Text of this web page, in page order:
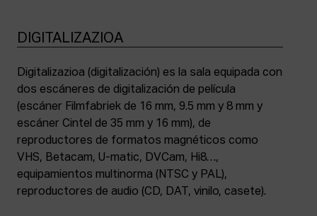
DIGITALIZAZIOA
Digitalizazioa (digitalización) es la sala equipada con
dos escáneres de digitalización de película
(escáner Filmfabriek de 16 mm, 9.5 mm y 8 mm y
escáner Cintel de 35 mm y 16 mm), de
reproductores de formatos magnéticos como
VHS, Betacam, U-matic, DVCam, Hi8…,
equipamientos multinorma (NTSC y PAL),
reproductores de audio (CD, DAT, vinilo, casete).